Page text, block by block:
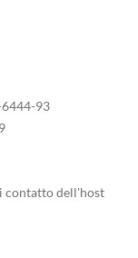
6444-93
contatto dell'host